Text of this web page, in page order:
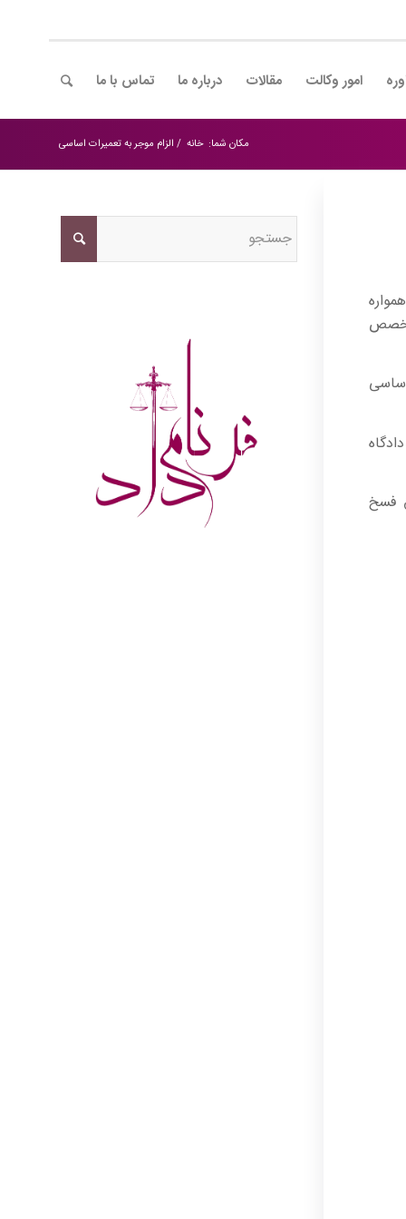
امور وکالت مقالات درباره ما تماس با ما
مکان شما: خانه / الزام موجر به تعمیرات اساسی
فسخ